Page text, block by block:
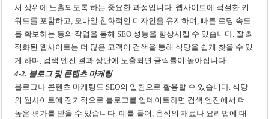
서 상위에 노출되도록 하는 중요한 과정입니다. 웹사이트에 적절한 키
워드를 포함하고, 모바일 친화적인 디자인을 유지하며, 빠른 로딩 속도
를 확보하는 등의 작업을 통해 SEO 성능을 향상시킬 수 있습니다. 잘 최
적화된 웹사이트는 더 많은 고객이 검색을 통해 식당을 쉽게 찾을 수 있
게 하며, 검색 엔진 결과 상단에 노출되면 클릭률이 높아집니다.
4-2. 블로그 및 콘텐츠 마케팅
블로그나 콘텐츠 마케팅도 SEO의 일환으로 활용할 수 있습니다. 식당
의 웹사이트에 정기적으로 블로그를 업데이트하면 검색 엔진에서 더
높은 평가를 받을 수 있습니다. 예를 들어, 음식의 재료나 요리법에 대